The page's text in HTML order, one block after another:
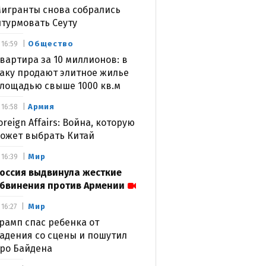
снова собрались
Сеуту
Общество
за 10 миллионов: в
продают элитное жилье
свыше 1000 кв.м
16:59
Армия
Affairs: Война, которую
выбрать Китай
16:58
Мир
выдвинула жесткие
против Армении
16:39
Мир
спас ребенка от
со сцены и пошутил
Байдена
16:27